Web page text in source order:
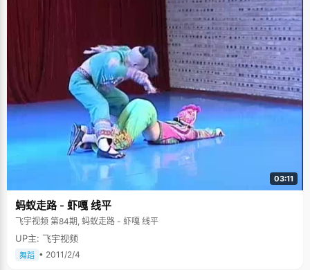
03:11
蚂蚁走路 - 虾嘎 线平
飞宇视频 第84期, 蚂蚁走路 - 虾嘎 线平
UP主: 飞宇视频
舞蹈 • 2011/2/4